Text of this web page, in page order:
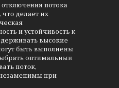
потока
делает их
и устойчивость к
высокие
быть выполнены
оптимальный
поток,
при